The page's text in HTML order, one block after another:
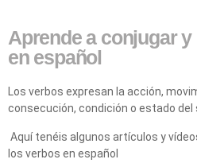
Aprende a conjugar
en español
Los verbos expresan la acción,
consecución, condición o estado del
Aquí tenéis algunos artículos y
los verbos en español